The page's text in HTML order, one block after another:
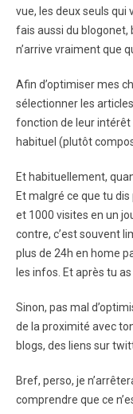
vue, les deux seuls qui
fais aussi du blogonet,
n’arrive vraiment que
Afin d’optimiser mes
sélectionner les
fonction de leur intérêt
habituel (plutôt
Et habituellement,
Et malgré ce que tu
et 1000 visites en un
contre, c’est souvent
plus de 24h en home
les infos. Et après tu
Sinon, pas mal
de la proximité avec
blogs, des liens sur
Bref, perso, je
comprendre que ce